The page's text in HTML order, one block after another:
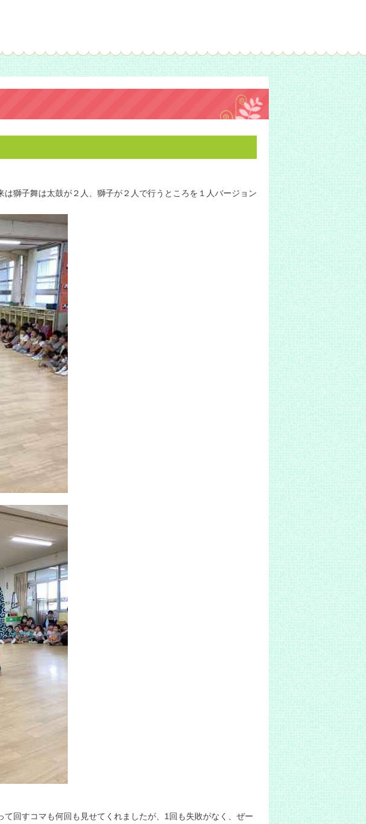
獅子舞は太鼓が２人、獅子が２人で行うところを１人バージョン
回すコマも何回も見せてくれましたが、1回も失敗がなく、ぜー